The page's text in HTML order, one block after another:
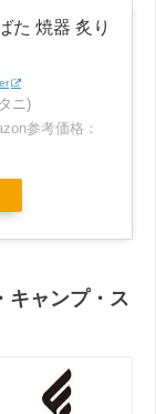
た 焼器 炙り
ニ)
参考価格：
キャンプ・ス